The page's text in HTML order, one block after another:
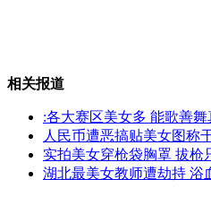
揭秘天津张湾明代古沉船
文化遗产日寻访"江南紫禁
相关报道
:各大赛区美女多 能歌善舞
人民币遭恶搞贴美女图称
实拍美女穿枪袋胸罩 拔枪
湖北最美女教师遭劫持 浴